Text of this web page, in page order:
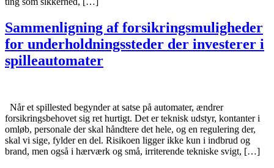
Sammenligning af forsikringsmuligheder
for underholdningssteder der investerer i
spilleautomater
​ ​ Når et spillested begynder at satse på automater, ændrer
forsikringsbehovet sig ret hurtigt. Det er teknisk udstyr, kontanter i
omløb, personale der skal håndtere det hele, og en regulering der,
skal vi sige, fylder en del. Risikoen ligger ikke kun i indbrud og
brand, men også i hærværk og små, irriterende tekniske svigt, […]